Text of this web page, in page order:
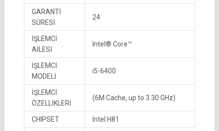
GARANTİ
SÜRESİ
24
İŞLEMCİ
AİLESİ
Intel® Core™
İŞLEMCİ
MODELİ
i5-6400
İŞLEMCİ
ÖZELLİKLERİ
(6M Cache, up to 3.30 GHz)
CHIPSET Intel H81